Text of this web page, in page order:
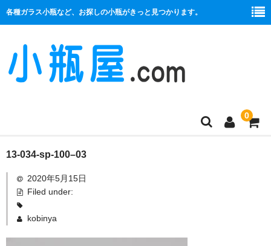
各種ガラス小瓶など、お探しの小瓶がきっと見つかります。
0
商品一覧
絞り口
13-034-sp-100–03
2020年5月15日
Filed under:
kobinya